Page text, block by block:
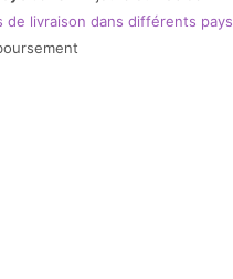
de livraison dans différents pays